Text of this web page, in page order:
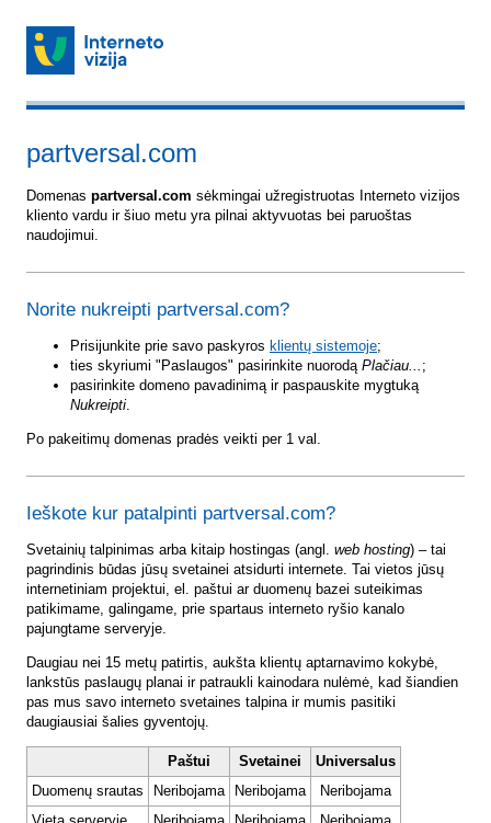
partversal.com
Domenas partversal.com sėkmingai užregistruotas Interneto vizijos
kliento vardu ir šiuo metu yra pilnai aktyvuotas bei paruoštas
naudojimui.
Norite nukreipti partversal.com?
Prisijunkite prie savo paskyros klientų sistemoje;
ties skyriumi "Paslaugos" pasirinkite nuorodą Plačiau... ;
pasirinkite domeno pavadinimą ir paspauskite mygtuką
Nukreipti.
Po pakeitimų domenas pradės veikti per 1 val.
Ieškote kur patalpinti partversal.com?
Svetainių talpinimas arba kitaip hostingas (angl. web hosting) – tai
pagrindinis būdas jūsų svetainei atsidurti internete. Tai vietos jūsų
internetiniam projektui, el. paštui ar duomenų bazei suteikimas
patikimame, galingame, prie spartaus interneto ryšio kanalo
pajungtame serveryje.
Daugiau nei 15 metų patirtis, aukšta klientų aptarnavimo kokybė,
lankstūs paslaugų planai ir patraukli kainodara nulėmė, kad šiandien
pas mus savo interneto svetaines talpina ir mumis pasitiki
daugiausiai šalies gyventojų.
Paštui Svetainei
Universalus
Duomenų srautas
Neribojama Neribojama
Neribojama